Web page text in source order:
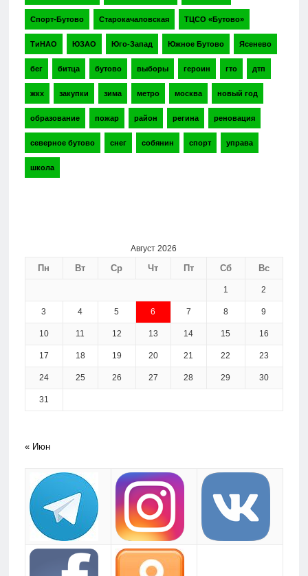
Спорт-Бутово Старокачаловская ТЦСО «Бутово»
ТиНАО ЮЗАО Юго-Запад Южное Бутово Ясенево
бег битца бутово выборы героин гто дтп
жкх закупки зима метро москва новый год
образование пожар район регина реновация
северное бутово снег собянин спорт управа
школа
Август 2026
Пн Вт Ср Чт Пт Сб Вс
1 2
3 4 5 6 7 8 9
10 11 12 13 14 15 16
17 18 19 20 21 22 23
24 25 26 27 28 29 30
31
« Июн